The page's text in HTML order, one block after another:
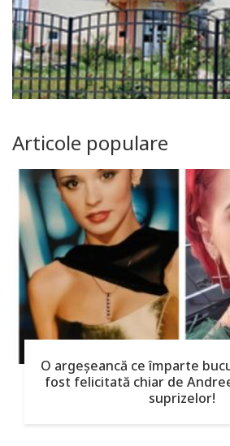
Articole populare
O argeşeancă ce împarte
fost felicitată chiar de
suprizelor!